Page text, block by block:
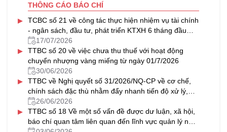
THÔNG CÁO BÁO CHÍ
▸
TCBC số 21 về công tác thực hiện nhiệm vụ tài chính
- ngân sách, đầu tư, phát triển KTXH 6 tháng đầu
năm, triển khai nhiệm vụ 6 tháng cuối năm 2026
17/07/2026
▸
TTBC số 20 về việc chưa thu thuế với hoạt động
chuyển nhượng vàng miếng từ ngày 01/7/2026
30/06/2026
▸
TTBC về Nghị quyết số 31/2026/NQ-CP về cơ chế,
chính sách đặc thù nhằm đẩy nhanh tiến độ xử lý,
khai thác nhà, đất dôi dư sau sắp xếp tổ chức bộ
máy và đơn vị hành chính
26/06/2026
▸
TTBC số 18 Về một số vấn đề được dư luận, xã hội,
báo chí quan tâm liên quan đến lĩnh vực quản lý nhà